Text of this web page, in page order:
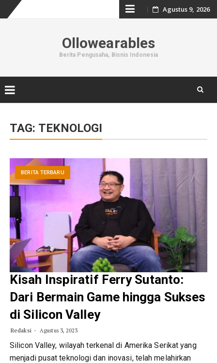
Skip
content
Agustus 9, 2026
Ollowearables
Berita Pengusaha, Bisnis Indonesia
content
TAG: TEKNOLOGI
BERITA TERBARU
Kisah Inspiratif Ferry Sutanto:
Dari Bermain Game hingga Sukses
di Silicon Valley
Redaksi Agustus 3, 2023
Silicon Valley, wilayah terkenal di Amerika Serikat yang
menjadi pusat teknologi dan inovasi, telah melahirkan